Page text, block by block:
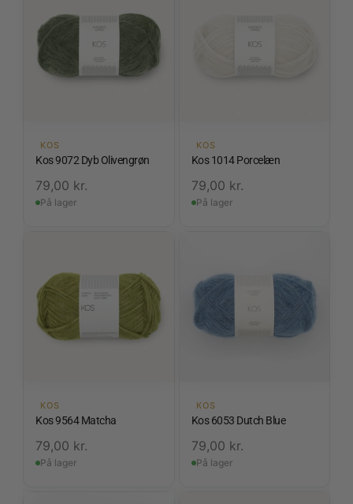
KOS
Kos 9072 Dyb Olivengrøn
79,00 kr.
På lager
KOS
Kos 1014 Porcelæn
79,00 kr.
På lager
KOS
Kos 9564 Matcha
79,00 kr.
På lager
KOS
Kos 6053 Dutch Blue
79,00 kr.
På lager